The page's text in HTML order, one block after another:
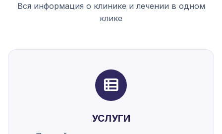
Вся информация о клинике и лечении в одном
клике
УСЛУГИ